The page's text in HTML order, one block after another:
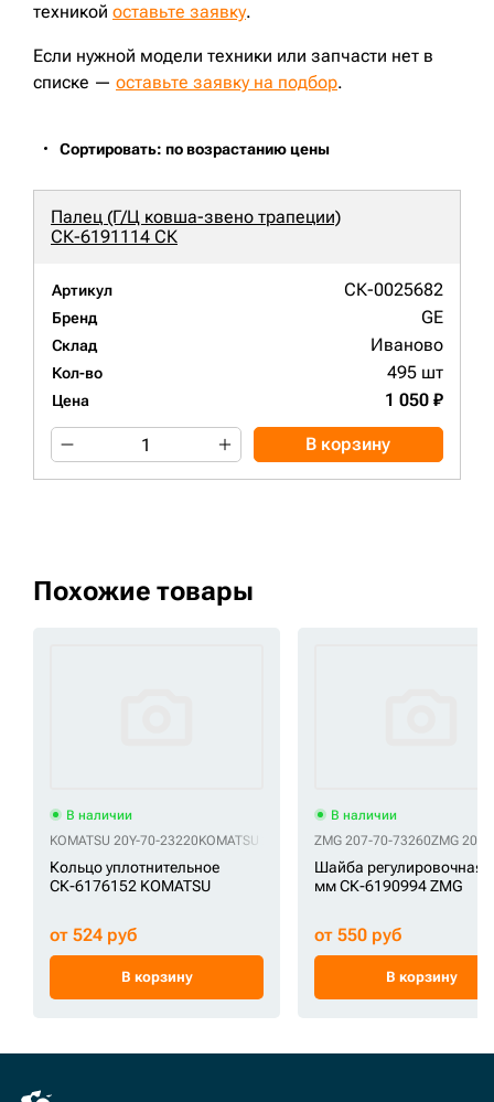
техникой оставьте заявку.
Если нужной модели техники или запчасти нет в
списке — оставьте заявку на подбор.
Сортировать: по возрастанию цены
Палец (Г/Ц ковша-звено трапеции)
СК-6191114 СК
Артикул СК-0025682
Бренд GE
Склад Иваново
Кол-во 495 шт
Цена 1 050 ₽
В корзину
Похожие товары
В наличии
KOMATSU 20Y-70-23220KOMATSU 21K-70-12180
Кольцо уплотнительное
СК-6176152 KOMATSU
от 524 руб
В корзину
В наличии
ZMG 207-70-73260ZMG
Шайба регулировочная
мм СК-6190994 ZMG
от 550 руб
В корзину